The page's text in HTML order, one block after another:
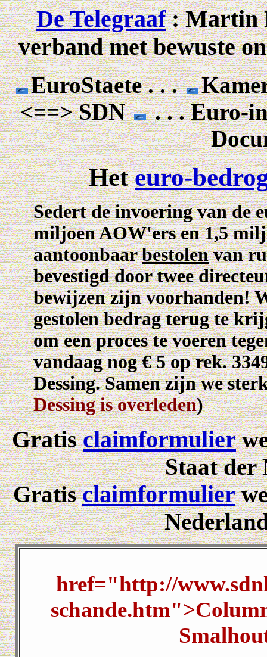
De Telegraaf: Martin
verband met bewuste
EuroStaete . . .
<==> SDN
. . . Euro-
Heteuro-
Sedert de invoering van de
miljoen AOW'ers en 1,5
aantoonbaarbestolenvan
bevestigd door twee
bewijzen zijn voorhanden!
gestolen bedrag terug te
om een proces te voeren
vandaag nog € 5 op rek.
Dessing. Samen zijn we
Dessing is overleden)
Gratisclaimformulier
Staat der
Gratisclaimformulier
href="http://
schande.htm">